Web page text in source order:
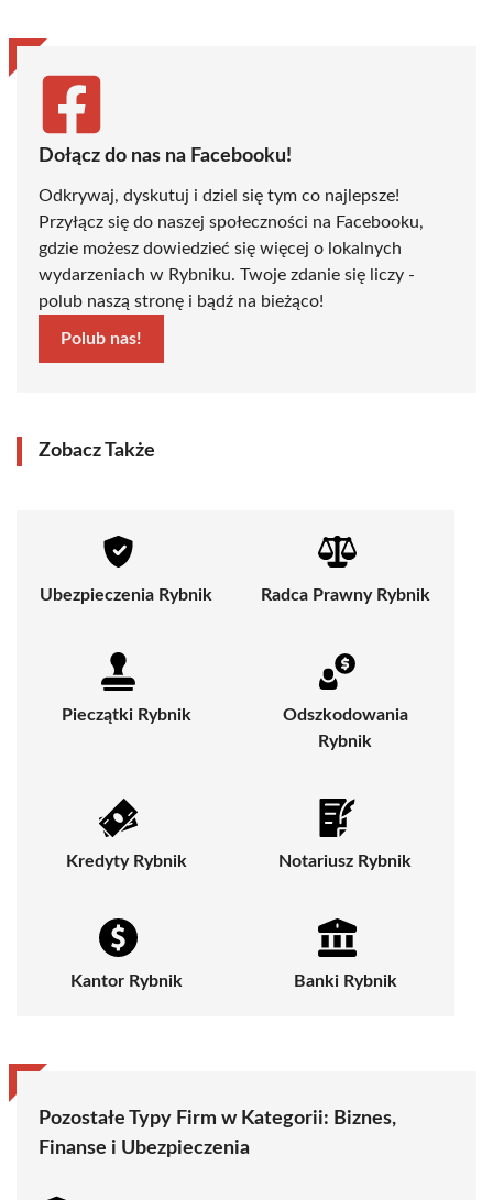
Dołącz do nas na Facebooku!
Odkrywaj, dyskutuj i dziel się tym co najlepsze!
Przyłącz się do naszej społeczności na Facebooku,
gdzie możesz dowiedzieć się więcej o lokalnych
wydarzeniach w Rybniku. Twoje zdanie się liczy -
polub naszą stronę i bądź na bieżąco!
Polub nas!
Zobacz Także
Ubezpieczenia Rybnik Radca Prawny Rybnik
Pieczątki Rybnik
Odszkodowania
Rybnik
Kredyty Rybnik Notariusz Rybnik
Kantor Rybnik Banki Rybnik
Pozostałe Typy Firm w Kategorii: Biznes,
Finanse i Ubezpieczenia